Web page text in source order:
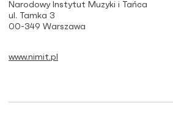
Narodowy Instytut Muzyki i Tańca
ul. Tamka 3
00-349 Warszawa
www.nimit.pl